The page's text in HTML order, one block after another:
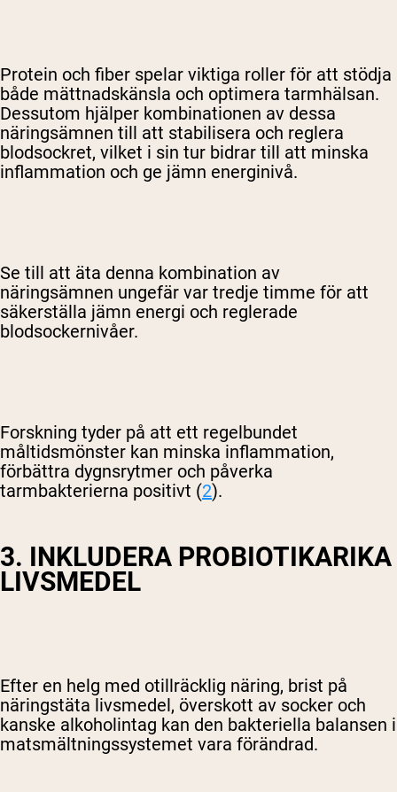
Protein och fiber spelar viktiga roller för att stödja
både mättnadskänsla och optimera tarmhälsan.
Dessutom hjälper kombinationen av dessa
näringsämnen till att stabilisera och reglera
blodsockret, vilket i sin tur bidrar till att minska
inflammation och ge jämn energinivå.
Se till att äta denna kombination av
näringsämnen ungefär var tredje timme för att
säkerställa jämn energi och reglerade
blodsockernivåer.
Forskning tyder på att ett regelbundet
måltidsmönster kan minska inflammation,
förbättra dygnsrytmer och påverka
tarmbakterierna positivt (2).
3. INKLUDERA PROBIOTIKARIKA
LIVSMEDEL
Efter en helg med otillräcklig näring, brist på
näringstäta livsmedel, överskott av socker och
kanske alkoholintag kan den bakteriella balansen i
matsmältningssystemet vara förändrad.